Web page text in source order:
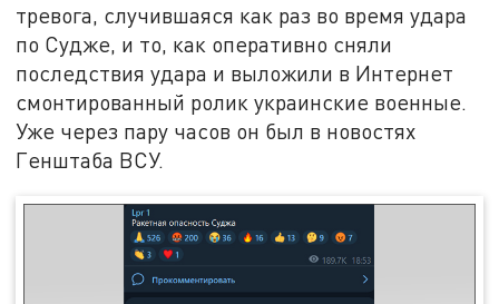
тревога, случившаяся как раз во время удара
по Судже, и то, как оперативно сняли
последствия удара и выложили в Интернет
смонтированный ролик украинские военные.
Уже через пару часов он был в новостях
Генштаба ВСУ.